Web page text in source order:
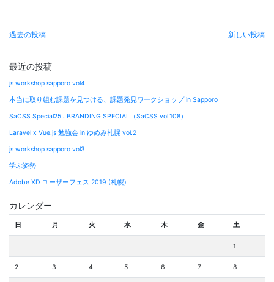
投
ナ
ビ
ゲ
ー
シ
ョ
過去の投稿 新しい投稿
最近の投稿
js workshop sapporo vol4
本当に取り組む課題を見つける、課題発見ワークショップ in Sapporo
SaCSS Special25 : BRANDING SPECIAL（SaCSS vol.108）
Laravel x Vue.js 勉強会 in ゆめみ札幌 vol.2
js workshop sapporo vol3
学ぶ姿勢
Adobe XD ユーザーフェス 2019 (札幌)
カレンダー
日 月 火 水 木 金 土
1
2 3 4 5 6 7 8